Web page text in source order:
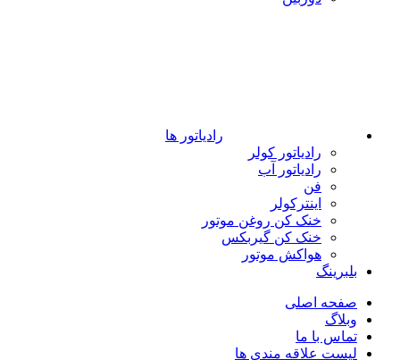
رادیاتور ها
رادیاتور کولر
رادیاتور آب
فن
اینترکولر
خنک کن روغن موتور
خنک کن گیربکس
هواکش موتور
بلبرینگ
صفحه اصلی
وبلاگ
تماس با ما
لیست علاقه مندی ها